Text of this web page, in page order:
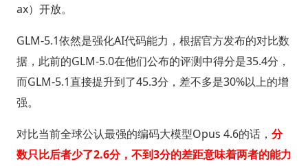
ax）开放。
GLM-5.1依然是强化AI代码能力，根据官方发布的对比数
据，此前的GLM-5.0在他们公布的评测中得分是35.4分，
而GLM-5.1直接提升到了45.3分，差不多是30%以上的增
强。
对比当前全球公认最强的编码大模型Opus 4.6的话， 分
数只比后者少了2.6分，不到3分的差距意味着两者的能力